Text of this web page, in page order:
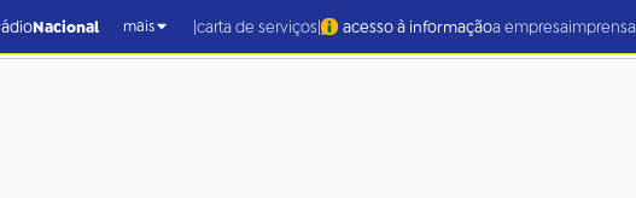
Nacional mais |carta de serviços| acesso à informaçãoa empresaimprensa